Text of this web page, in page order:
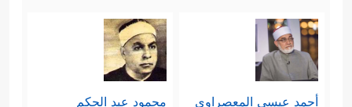
أحمد عيسي المعصراوي محمود عبد الحكم